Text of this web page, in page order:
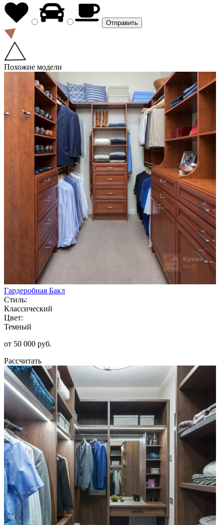
Похожие модели
Гардеробная Бакл
Стиль:
Классический
Цвет:
Темный
от 50 000 руб.
Рассчитать